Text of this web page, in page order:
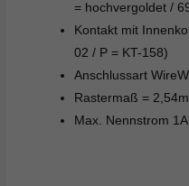
= hochvergoldet /
Kontakt mit
02 / P = KT-158)
Anschlussart
Rastermaß =
Max. Nennstrom 1A